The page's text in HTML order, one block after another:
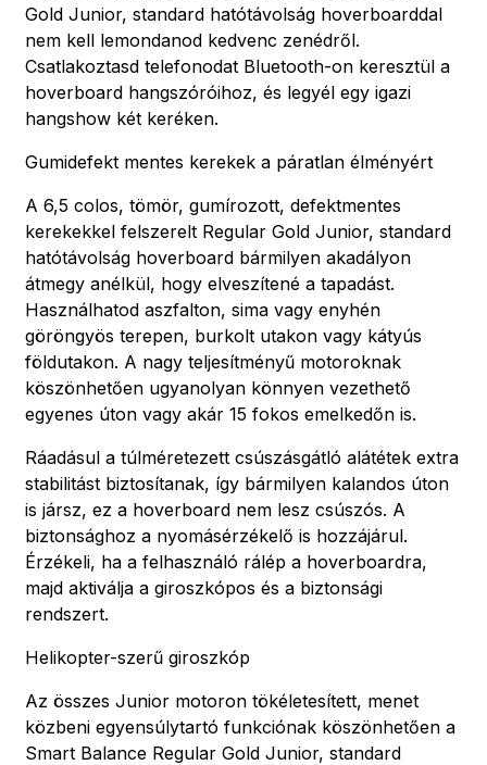
Gold Junior, standard hatótávolság hoverboarddal
nem kell lemondanod kedvenc zenédről.
Csatlakoztasd telefonodat Bluetooth-on keresztül a
hoverboard hangszóróihoz, és legyél egy igazi
hangshow két keréken.
Gumidefekt mentes kerekek a páratlan élményért
A 6,5 colos, tömör, gumírozott, defektmentes
kerekekkel felszerelt Regular Gold Junior, standard
hatótávolság hoverboard bármilyen akadályon
átmegy anélkül, hogy elveszítené a tapadást.
Használhatod aszfalton, sima vagy enyhén
göröngyös terepen, burkolt utakon vagy kátyús
földutakon. A nagy teljesítményű motoroknak
köszönhetően ugyanolyan könnyen vezethető
egyenes úton vagy akár 15 fokos emelkedőn is.
Ráadásul a túlméretezett csúszásgátló alátétek extra
stabilitást biztosítanak, így bármilyen kalandos úton
is jársz, ez a hoverboard nem lesz csúszós. A
biztonsághoz a nyomásérzékelő is hozzájárul.
Érzékeli, ha a felhasználó rálép a hoverboardra,
majd aktiválja a giroszkópos és a biztonsági
rendszert.
Helikopter-szerű giroszkóp
Az összes Junior motoron tökéletesített, menet
közbeni egyensúlytartó funkciónak köszönhetően a
Smart Balance Regular Gold Junior, standard